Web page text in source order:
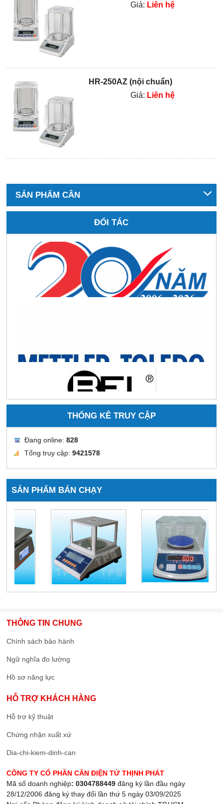
Giá: Liên hệ
HR-250AZ (nội chuẩn)
Giá: Liên hệ
SẢN PHẨM CÂN
ĐỐI TÁC
THỐNG KÊ TRUY CẬP
Đang online:828
Tổng truy cập:9421578
SẢN PHẨM BÁN CHẠY
THÔNG TIN CHUNG
Chính sách bảo hành
Ngữ nghĩa đo lường
Hồ sơ năng lực
HỖ TRỢ KHÁCH HÀNG
Hỗ trợ kỹ thuật
Chứng nhận xuất xứ
Dia-chi-kiem-dinh-can
CÔNG TY CỔ PHẦN CÂN ĐIỆN TỬ THỊNH PHÁT
Mã số doanh nghiệp: 0304788449 đăng ký lần đầu ngày
28/12/2006 đăng ký thay đổi lần thứ 5 ngày 03/09/2025